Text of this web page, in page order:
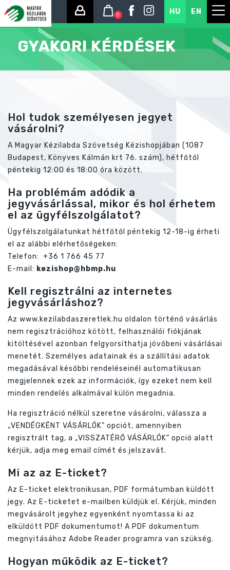
HU EN
0
GYAKORI KÉRDÉSEK
Hol tudok személyesen jegyet
vásárolni?
A Magyar Kézilabda Szövetség Kézishopjában (1087
Budapest, Könyves Kálmán krt 76. szám), hétfőtől
péntekig 12:00 és 18:00 óra között.
Ha problémám adódik a
jegyvásárlással, mikor és hol érhetem
el az ügyfélszolgálatot?
Ügyfélszolgálatunkat hétfőtől péntekig 12-18-ig érheti
el az alábbi elérhetőségeken:
Telefon: +36 1 766 45 77
E-mail: kezishop@hbmp.hu
Kell regisztrálni az internetes
jegyvásárláshoz?
Az www.kezilabdaszeretlek.hu oldalon történő vásárlás
nem regisztrációhoz kötött, felhasználói fiókjának
kitöltésével azonban felgyorsíthatja jövőbeni vásárlásai
menetét. Személyes adatainak és a szállítási adatok
megadásával későbbi rendeléseinél automatikusan
megjelennek ezek az információk, így ezeket nem kell
minden rendelés alkalmával külön megadnia.
Ha regisztráció nélkül szeretne vásárolni, válassza a
„VENDÉGKÉNT VÁSÁRLÓK” opciót, amennyiben
regisztrált tag, a „VISSZATÉRŐ VÁSÁRLÓK” opció alatt
kérjük, adja meg email címét és jelszavát.
Mi az az E-ticket?
Az E-ticket elektronikusan, PDF formátumban küldött
jegy. Az E-ticketet e-mailben küldjük el. Kérjük, minden
megvásárolt jegyhez egyenként nyomtassa ki az
elküldött PDF dokumentumot! A PDF dokumentum
megnyitásához Adobe Reader programra van szükség.
Hogyan működik az E-ticket?